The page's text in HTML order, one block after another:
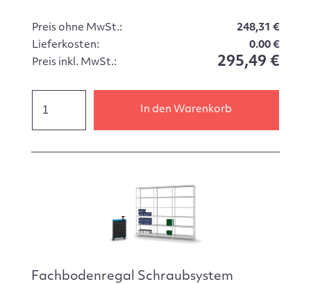
Preis ohne MwSt.:
248,31 €
Lieferkosten:
0.00 €
Preis inkl. MwSt.:
295,49 €
In den Warenkorb
Fachbodenregal Schraubsystem